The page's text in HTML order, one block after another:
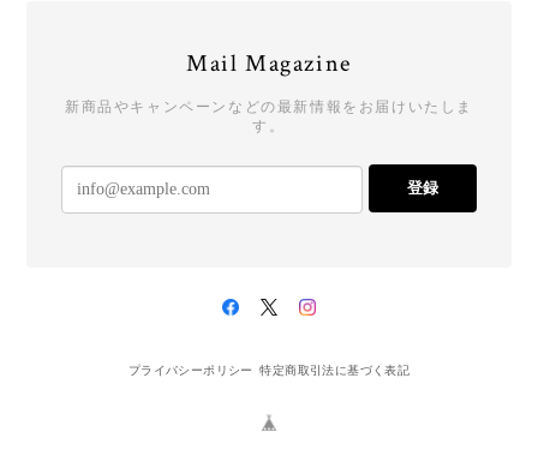
Mail Magazine
新商品やキャンペーンなどの最新情報をお届けいたしま
す。
登録
プライバシーポリシー 特定商取引法に基づく表記